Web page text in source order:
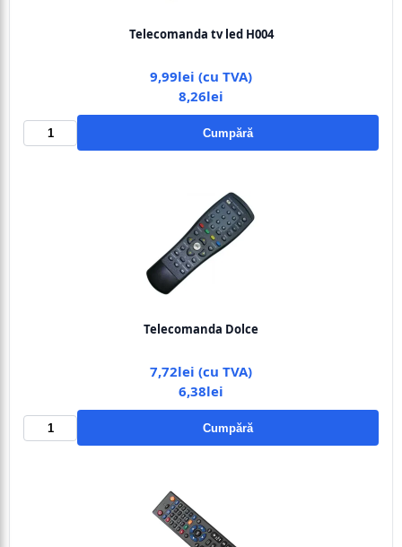
Telecomanda tv led H004
9,99lei (cu TVA)
8,26lei
Cumpără
Telecomanda Dolce
7,72lei (cu TVA)
6,38lei
Cumpără